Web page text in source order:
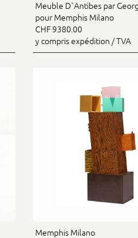
Meuble D`Antibes par
pour Memphis Milano
CHF 9380.00
y compris expédition / TVA
Memphis Milano